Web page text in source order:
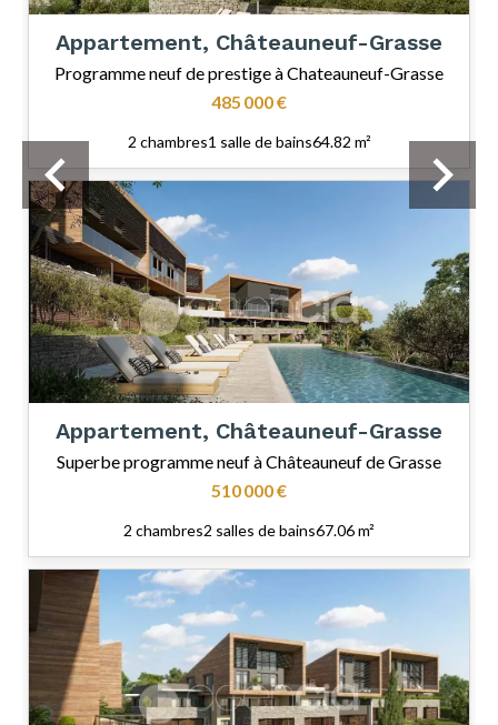
Appartement, Châteauneuf-Grasse
Programme neuf de prestige à Chateauneuf-Grasse
485 000 €
2 chambres1 salle de bains64.82 m²
Appartement, Châteauneuf-Grasse
Superbe programme neuf à Châteauneuf de Grasse
510 000 €
2 chambres2 salles de bains67.06 m²